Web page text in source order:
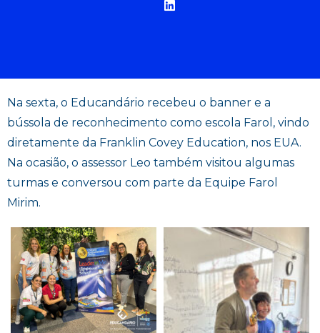
Na sexta, o Educandário recebeu o banner e a
bússola de reconhecimento como escola Farol, vindo
diretamente da Franklin Covey Education, nos EUA.
Na ocasião, o assessor Leo também visitou algumas
turmas e conversou com parte da Equipe Farol
Mirim.